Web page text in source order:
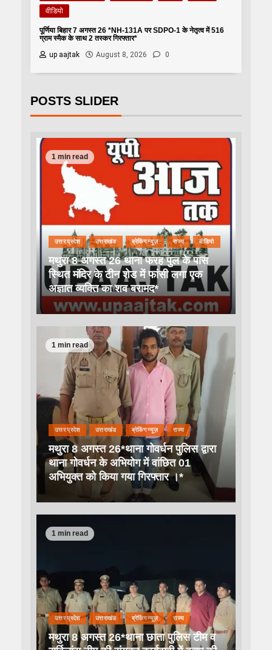
वीडियो
पूर्णिया बिहार 7 अगस्त 26 *NH-131A पर SDPO-1 के नेतृत्व में 516
ग्राम स्मैक के साथ 2 तस्कर गिरफ्तार*
up aajtak
August 8, 2026 0
POSTS SLIDER
1 min read
उत्तर प्रदेश उत्तराखंड ब्रेकिंग न्यूज़ राज्य वीडियो
मथुरा 8 अगस्त 26 थाना फरह पुल के पास
स्थित मंदिर के टीन शेड में फांसी लगा एक
अज्ञात व्यक्ति का शव बरामद*
1 min read
उत्तर प्रदेश उत्तराखंड ब्रेकिंग न्यूज़ राज्य
मथुरा 8 अगस्त 26*थाना गोवर्धन पुलिस द्वारा
थाना गोवर्धन के अभियोग में वांछित 01
अभियुक्त को किया गया गिरफ्तार ।*
1 min read
उत्तर प्रदेश उत्तराखंड ब्रेकिंग न्यूज़ राज्य
मथुरा 8 अगस्त 26*थाना छाता पुलिस टीम व